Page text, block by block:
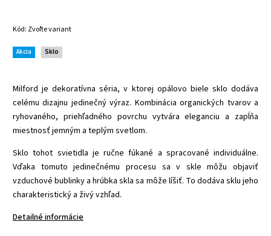
Kód: Zvoľte variant
Akcia Sklo
Milford je dekoratívna séria, v ktorej opálovo biele sklo dodáva
celému dizajnu jedinečný výraz. Kombinácia organických tvarov a
ryhovaného, priehľadného povrchu vytvára eleganciu a zapĺňa
miestnosť jemným a teplým svetlom.
Sklo tohot svietidla je ručne fúkané a spracované individuálne.
Vďaka tomuto jedinečnému procesu sa v skle môžu objaviť
vzduchové bublinky a hrúbka skla sa môže líšiť. To dodáva sklu jeho
charakteristický a živý vzhľad.
Detailné informácie